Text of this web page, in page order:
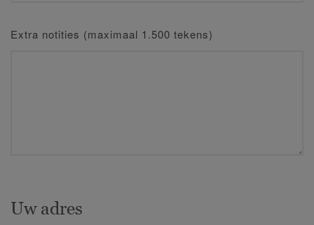
Extra notities (maximaal 1.500 tekens)
Uw adres